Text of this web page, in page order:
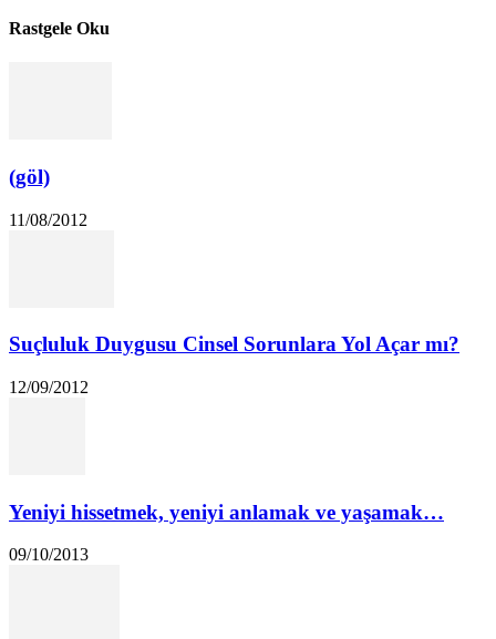
Rastgele Oku
(göl)
11/08/2012
Suçluluk Duygusu Cinsel Sorunlara Yol Açar mı?
12/09/2012
Yeniyi hissetmek, yeniyi anlamak ve yaşamak…
09/10/2013